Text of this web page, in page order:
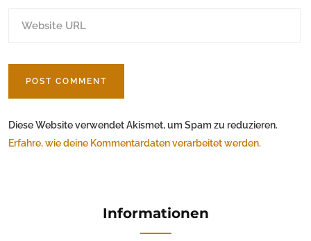
Diese Website verwendet Akismet, um Spam zu reduzieren.
Erfahre, wie deine Kommentardaten verarbeitet werden.
Informationen